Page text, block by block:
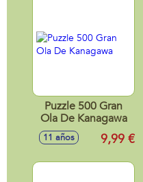
Puzzle 500 Gran
Ola De Kanagawa
11 años 9,99 €